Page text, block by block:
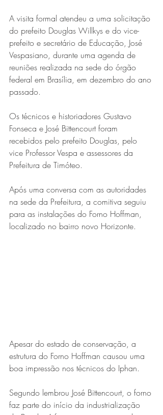
Série MPB abre temporada de
shows em Ipatinga com Flávio
Venturini
A visita formal atendeu a uma solicitação
do prefeito Douglas Willkys e do vice-
prefeito e secretário de Educação, José
Vespasiano, durante uma agenda de
reuniões realizada na sede do órgão
federal em Brasília, em dezembro do ano
passado.
Os técnicos e historiadores Gustavo
Fonseca e José Bittencourt foram
recebidos pelo prefeito Douglas, pelo
vice Professor Vespa e assessores da
Prefeitura de Timóteo.
Após uma conversa com as autoridades
na sede da Prefeitura, a comitiva seguiu
para as instalações do Forno Hoffman,
localizado no bairro novo Horizonte.
Apesar do estado de conservação, a
estrutura do Forno Hoffman causou uma
boa impressão nos técnicos do Iphan.
Segundo lembrou José Bittencourt, o forno
faz parte do início da industrialização